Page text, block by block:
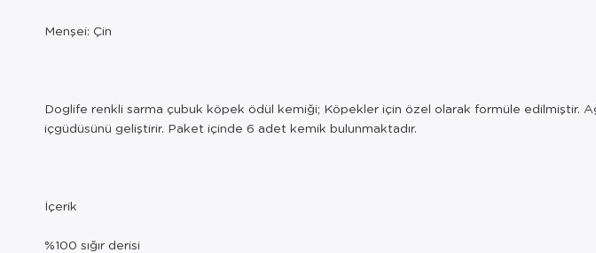
Menşei: Çin
Doglife renkli sarma çubuk köpek ödül kemiği; Köpekler için özel olarak formüle edilmiştir.
içgüdüsünü geliştirir. Paket içinde 6 adet kemik bulunmaktadır.
İçerik
%100 sığır derisi